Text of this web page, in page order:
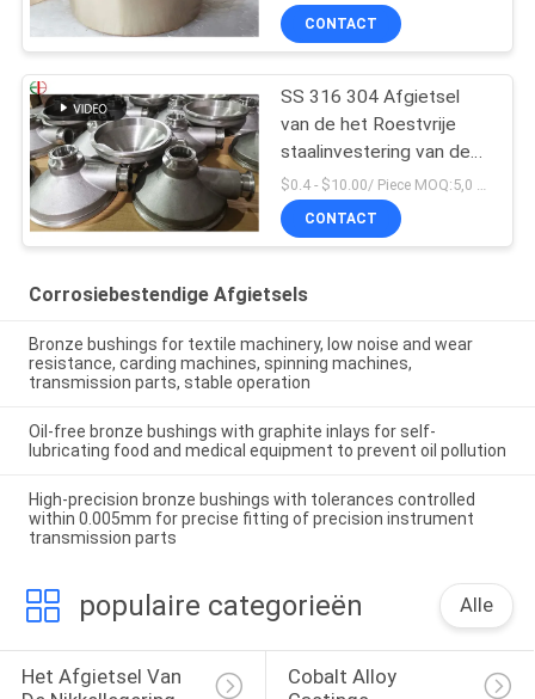
het Koper Geschikte
Koker Ring van het het
CONTACT
SS 316 304 Afgietsel
van de het Roestvrije
staalinvestering van de
Roestvrij staalprecisie
het Afgietsels
Aangepaste
CONTACT
Corrosiebestendige Afgietsels
Bronze bushings for textile machinery, low noise and wear
resistance, carding machines, spinning machines,
transmission parts, stable operation
Oil-free bronze bushings with graphite inlays for self-
lubricating food and medical equipment to prevent oil pollution
High-precision bronze bushings with tolerances controlled
within 0.005mm for precise fitting of precision instrument
transmission parts
populaire categorieën Alle
Het Afgietsel Van
Cobalt Alloy